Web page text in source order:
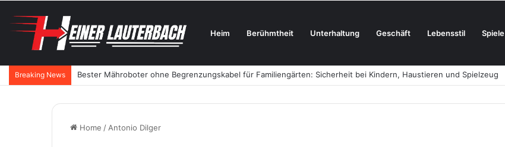
Heim Berühmtheit Unterhaltung Geschäft Lebensstil Spiele
Breaking News Bester Mähroboter ohne Begrenzungskabel für Familiengärten: Sicherheit bei Kindern, Haustieren und Spielzeug
Home / Antonio Dilger